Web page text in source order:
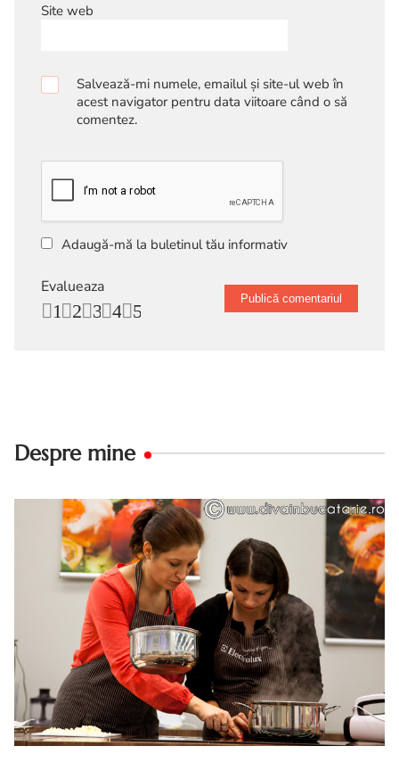
Site web
Salvează-mi numele, emailul și site-ul web în
acest navigator pentru data viitoare când o să
comentez.
Adaugă-mă la buletinul tău informativ
Evalueaza
5
4
3
2
1
Despre mine